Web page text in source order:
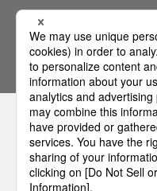
バーチャルショールーム
オンライン相談サービス
Panasonicの住ま